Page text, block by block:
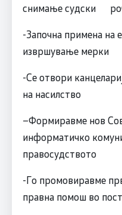
снимање судски
-Започна примена на
извршување мерки
-Се отвори
на насилство
–Формиравме нов
информатичко
правосудството
-Го промовиравме
правна помош во